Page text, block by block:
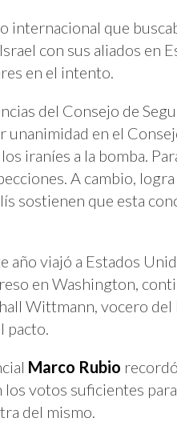
internacional que
con sus aliados en
en el intento.
del Consejo de
en el
iraníes a la bomba.
A cambio,
sostienen que esta
año viajó a Estados
en Washington,
Wittmann, vocero
pacto.
Marco Rubio
votos suficientes
del mismo.